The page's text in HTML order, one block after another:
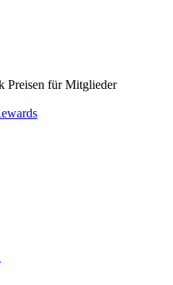
Preisen für Mitglieder